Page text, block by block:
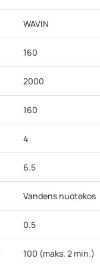
WAVIN
160
2000
160
4
6.5
Vandens nuotekos
0.5
100 (maks. 2 min.)